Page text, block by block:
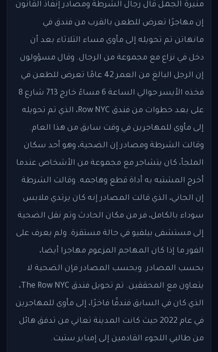
منيرة الجمل قال رجال الشرطة ومصادر إنفاذ القانون
إن مهاجرًا تعرض للطعن بالقرب من فندق في
مانهاتن تم تحويله إلى مأوى مساء الثلاثاء بعد أن
دخل في نزاع مع مجموعة من الرجال. وقال مسؤولون
إن الرجل البالغ من العمر 42 عامًا تعرض للطعن في
فخذه الأيسر حوالي الساعة 6 مساءً خارج 713 شارع 8
على بعد خطوات من فندق Row NYC، الذي تم تحويله
إلى مأوى للمهاجرين في وقت سابق من هذا العام.
وقالت الشرطة ومصادر إن الضحية، وهو أحد سكان
الملجأ، كان يتشاجر مع مجموعة من الأشخاص عندما
أخرج المشتبه به أداة قطع وهاجمه. وقالت الشرطة
إن الجاني، الذي قالت المصادر إنه كان يرتدي ملابس
سوداء بالكامل، فر من مكان الحادث وتم نقل الضحية
إلى مستشفى بيلفيو في حالة مستقرة. ولم يعرف على
الفور ما إذا كان المهاجم المزعوم مهاجرا أيضا،
بحسب المصادر. وبحسب المصادر فإن الضحية لا
يتعاون مع المحققين. تم تحويل فندق The Row NYC،
الذي كان في السابق فندقًا فاخرًا، إلى مأوى للمهاجرين
في عام 2022 حيث كانت المدينة تعاني من تدفق هائل
من طالبي اللجوء القادمين إلى إمباير ستيت.